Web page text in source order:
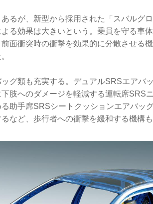
るが、新型から採用された「スバルグ
る効果は大きいという。乗員を守る車
面衝突時の衝撃を効果的に分散させる
グ類も充実する。デュアルSRSエアバ
肢へのダメージを軽減する運転席SRS
助手席SRSシートクッションエアバッ
など、歩行者への衝撃を緩和する機構も